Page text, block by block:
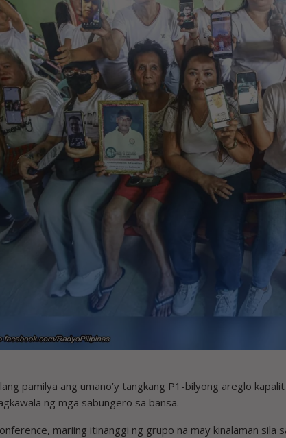
pamilya ang umano’y tangkang P1-bilyong areglo
ng mga sabungero sa bansa.
mariing itinanggi ng grupo na may kinalaman sila